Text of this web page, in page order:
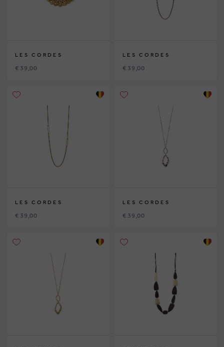
LES CORDES
€ 39,00
LES CORDES
€ 39,00
LES CORDES
€ 39,00
LES CORDES
€ 39,00